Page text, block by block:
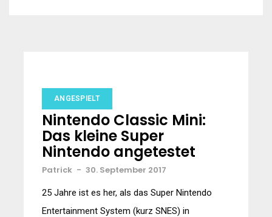
ANGESPIELT
Nintendo Classic Mini:
Das kleine Super
Nintendo angetestet
Patrick - 30. September 2017
25 Jahre ist es her, als das Super Nintendo
Entertainment System (kurz SNES) in